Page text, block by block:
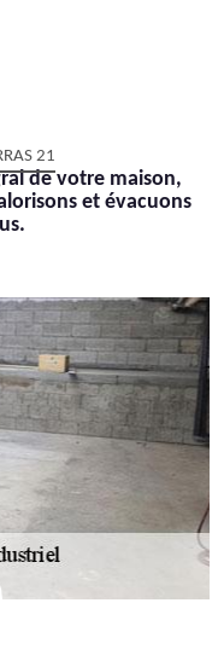
21
de votre maison,
et évacuons